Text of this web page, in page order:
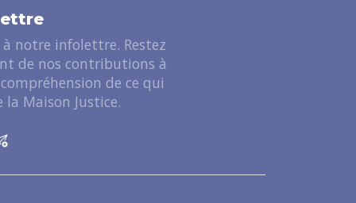
notre infolettre. Restez
de nos contributions à
de ce qui
Maison Justice.